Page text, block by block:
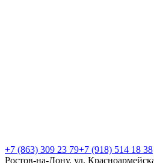
+7 (863) 309 23 79+7 (918) 514 18 38
Ростов-на-Дону, ул.